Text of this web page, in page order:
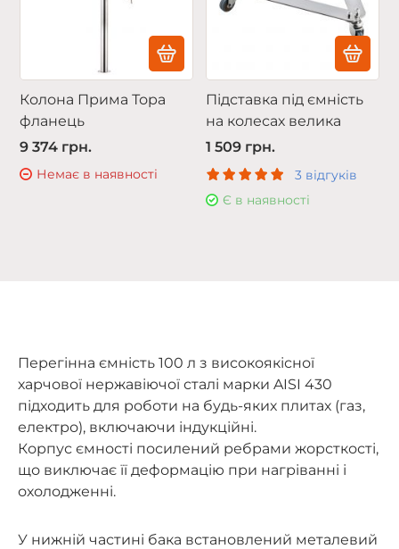
Колона Прима Тора
фланець
9 374 грн.
Немає в наявності
Підставка під ємність
на колесах велика
1 509 грн.
3 відгуків
Є в наявності
Перегінна ємність 100 л з високоякісної
харчової нержавіючої сталі марки AISI 430
підходить для роботи на будь-яких плитах (газ,
електро), включаючи індукційні.
Корпус ємності посилений ребрами жорсткості,
що виключає її деформацію при нагріванні і
охолодженні.
У нижній частині бака встановлений металевий